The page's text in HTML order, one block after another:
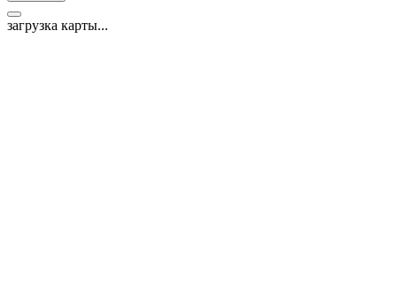
загрузка карты...